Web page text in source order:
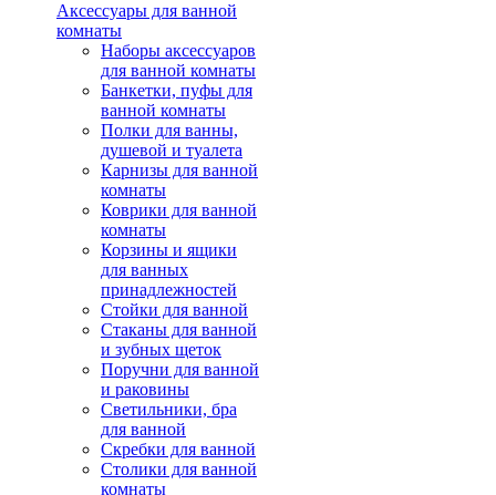
Аксессуары для ванной
комнаты
Наборы аксессуаров
для ванной комнаты
Банкетки, пуфы для
ванной комнаты
Полки для ванны,
душевой и туалета
Карнизы для ванной
комнаты
Коврики для ванной
комнаты
Корзины и ящики
для ванных
принадлежностей
Стойки для ванной
Стаканы для ванной
и зубных щеток
Поручни для ванной
и раковины
Светильники, бра
для ванной
Скребки для ванной
Столики для ванной
комнаты